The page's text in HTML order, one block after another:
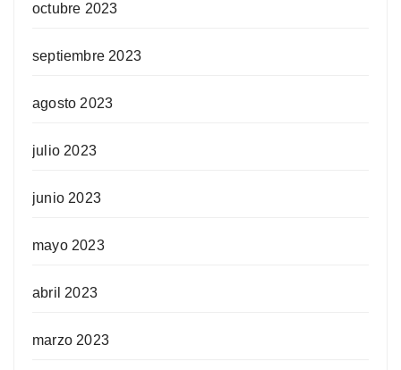
octubre 2023
septiembre 2023
agosto 2023
julio 2023
junio 2023
mayo 2023
abril 2023
marzo 2023